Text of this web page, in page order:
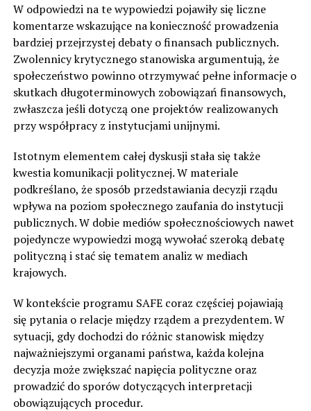
W odpowiedzi na te wypowiedzi pojawiły się liczne
komentarze wskazujące na konieczność prowadzenia
bardziej przejrzystej debaty o finansach publicznych.
Zwolennicy krytycznego stanowiska argumentują, że
społeczeństwo powinno otrzymywać pełne informacje o
skutkach długoterminowych zobowiązań finansowych,
zwłaszcza jeśli dotyczą one projektów realizowanych
przy współpracy z instytucjami unijnymi.
Istotnym elementem całej dyskusji stała się także
kwestia komunikacji politycznej. W materiale
podkreślano, że sposób przedstawiania decyzji rządu
wpływa na poziom społecznego zaufania do instytucji
publicznych. W dobie mediów społecznościowych nawet
pojedyncze wypowiedzi mogą wywołać szeroką debatę
polityczną i stać się tematem analiz w mediach
krajowych.
W kontekście programu SAFE coraz częściej pojawiają
się pytania o relacje między rządem a prezydentem. W
sytuacji, gdy dochodzi do różnic stanowisk między
najważniejszymi organami państwa, każda kolejna
decyzja może zwiększać napięcia polityczne oraz
prowadzić do sporów dotyczących interpretacji
obowiązujących procedur.